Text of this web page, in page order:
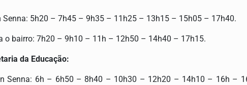
Senna: 5h20 – 7h45 – 9h35 – 11h25 – 13h15 – 15h05 – 17h40.
o bairro: 7h20 – 9h10 – 11h – 12h50 – 14h40 – 17h15.
da Educação:
Senna: 6h – 6h50 – 8h40 – 10h30 – 12h20 – 14h10 – 16h –